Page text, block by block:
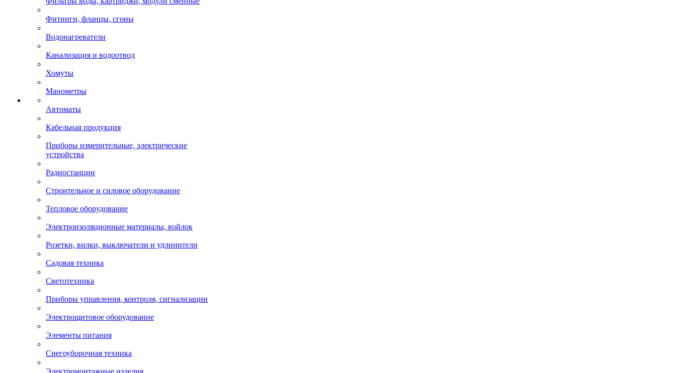
Фитинги, фланцы, сгоны
Водонагреватели
Канализация и водоотвод
Хомуты
Манометры
Автоматы
Кабельная продукция
Приборы измерительные, электрические
устройства
Радиостанции
Строительное и силовое оборудование
Тепловое оборудование
Электроизоляционные материалы, войлок
Розетки, вилки, выключатели и удлинители
Садовая техника
Светотехника
Приборы управления, контроля, сигнализации
Электрощитовое оборудование
Элементы питания
Снегоуборочная техника
Электромонтажные изделия